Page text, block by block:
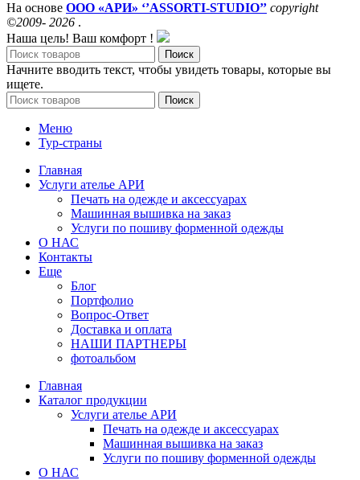
На основе ООО «АРИ» ‘’ASSORTI-STUDIO’’ copyright
©2009- 2026 .
Наша цель! Ваш комфорт !
Поиск
Начните вводить текст, чтобы увидеть товары, которые вы
ищете.
Поиск
Меню
Тур-страны
Главная
Услуги ателье АРИ
Печать на одежде и аксессуарах
Машинная вышивка на заказ
Услуги по пошиву форменной одежды
О НАС
Контакты
Еще
Блог
Портфолио
Вопрос-Ответ
Доставка и оплата
НАШИ ПАРТНЕРЫ
фотоальбом
Главная
Каталог продукции
Услуги ателье АРИ
Печать на одежде и аксессуарах
Машинная вышивка на заказ
Услуги по пошиву форменной одежды
О НАС